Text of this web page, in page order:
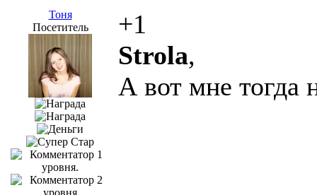
Тоня
Посетитель
+1
Strola,
А вот мне тогда